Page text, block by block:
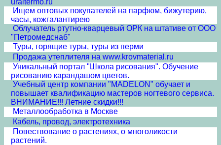
uraltermo.ru
Ищем оптовых покупателей на парфюм, бижутерию,
часы, кожгалантирею
Облучатель ртутно-кварцевый ОРК на штативе от ООО
"Петромедснаб"
Туры, горящие туры, туры из перми
Продажа утеплителя на www.krovmaterial.ru
Уникальный портал "Школа рисования". Обучение
рисованию карандашом цветов.
Учебный центр компании "MADELON" обучает и
повышает квалификацию мастеров ногтевого сервиса.
ВНИМАНИЕ!!! Летние скидки!!!
Металлообработка в Москве
Кабель, провод, электротехника
Повествование о растениях, о многоликости
растений.